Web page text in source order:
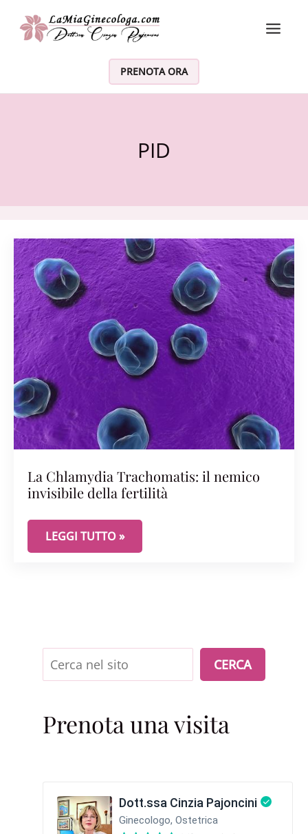
Vai al contenuto
PRENOTA ORA
PID
La Chlamydia Trachomatis: il nemico
invisibile della fertilità
LA CHLAMYDIA TRACHOMATIS: IL NEMICO
LEGGI TUTTO »
Cerca CERCA
Prenota una visita